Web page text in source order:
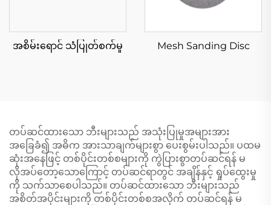
အစိမ်းရောင် သံပြုတ်စက်မှု Mesh Sanding Disc
တပ်ဆင်ထားသော ဘီးများသည် အသုံးပြုမှုအများအား
အခြေခံ၍ အဓိက အားသာချက်များစွာ ပေးစွမ်းပါသည်။ ပထမ
ဆုံးအနေဖြင့် တစ်ပိုင်းတစ်စများကို ကွဲပြားစွာတပ်ဆင်ရန် မ
လိုအပ်တော့သောကြောင့် တပ်ဆင်ရာတွင် အချိန်နှင့် ရှုပ်ထွေးမှု
ကို သက်သာစေပါသည်။ တပ်ဆင်ထားသော ဘီးများသည်
အစိတ်အပိုင်းများကို တစ်ပိုင်းတစ်စအလိုက် တပ်ဆင်ရန် မ